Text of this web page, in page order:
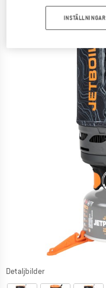
Detaljbilder
INSTÄLLNINGAR